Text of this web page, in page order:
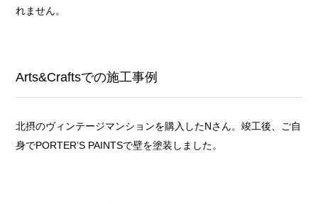
れません。
Arts&Craftsでの施工事例
北摂のヴィンテージマンションを購入したNさん。竣工後、ご自
身でPORTER’S PAINTSで壁を塗装しました。